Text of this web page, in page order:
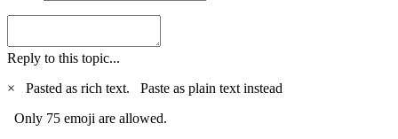
Reply to this topic...
×
Pasted as rich text. Paste as plain text instead
Only 75 emoji are allowed.